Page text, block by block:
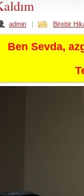
admin | Birebir
Ben Sevda,